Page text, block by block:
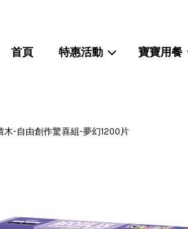
首頁 特惠活動 寶寶用餐
木-自由創作驚喜組-夢幻1200片